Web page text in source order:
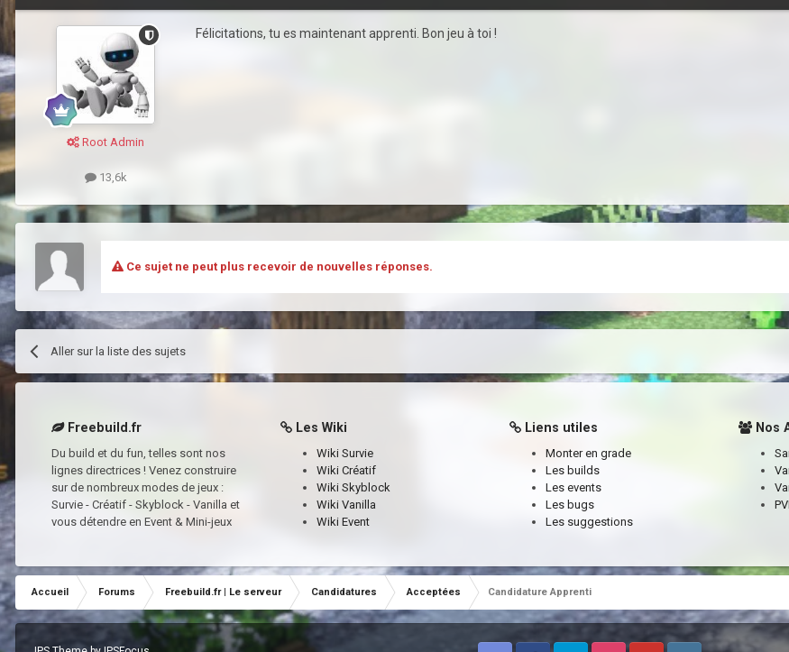
Root Admin
13,6k
Félicitations, tu es maintenant apprenti. Bon jeu à toi !
Ce sujet ne peut plus recevoir de nouvelles réponses.
Aller sur la liste des sujets
Freebuild.fr
Du build et du fun, telles sont nos
lignes directrices ! Venez construire
sur de nombreux modes de jeux :
Survie - Créatif - Skyblock - Vanilla et
vous détendre en Event & Mini-jeux
Les Wiki
Wiki Survie
Wiki Créatif
Wiki Skyblock
Wiki Vanilla
Wiki Event
Liens utiles
Monter en grade
Les builds
Les events
Les bugs
Les suggestions
Nos
Accueil Forums Freebuild.fr | Le serveur Candidatures Acceptées Candidature Apprenti